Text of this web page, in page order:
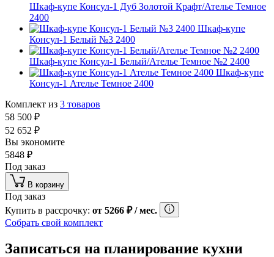
Шкаф-купе Консул-1 Дуб Золотой Крафт/Ателье Темное
2400
Шкаф-купе
Консул-1 Белый №3 2400
Шкаф-купе Консул-1 Белый/Ателье Темное №2 2400
Шкаф-купе
Консул-1 Ателье Темное 2400
Комплект из 3 товаров
58 500 ₽
52 652 ₽
Вы экономите
5848 ₽
Под заказ
В корзину
Под заказ
Купить в рассрочку: от 5266 ₽/ мес.
Собрать свой комплект
Записаться на планирование кухни